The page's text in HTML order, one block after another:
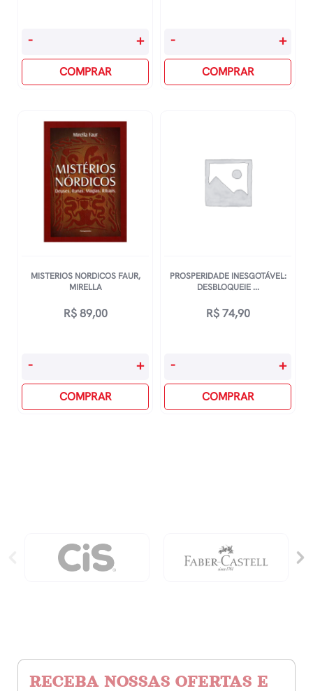
O
Da
Hermética
Antigo
Grécia
quantidade
- +
COMPRAR
O
Completo
De
quantidade
- +
COMPRAR
MISTERIOS NORDICOS FAUR,
MIRELLA
R$89,00
Misterios
Mirella
- +
COMPRAR
PROSPERIDADE INESGOTÁVEL:
DESBLOQUEIE ...
R$74,90
Prosperidade
Desbloqueie
O
Propósito
quantidade
- +
COMPRAR
RECEBA NOSSAS OFERTAS E